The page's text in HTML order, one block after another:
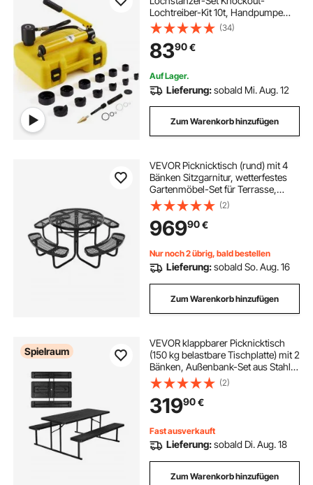
Lochtreiber-Kit 10t, Handpumpe
Stahl Lochwerkzeug mit 6
Stanzformen Stanzen 12,7, 19,05,
25,4, 31,75, 38,1, 50,8mm,
Hydraulik Puncher Lochstanzen
(34)
8390€
Auf Lager.
Lieferung:sobald Mi. Aug. 12
Zum Warenkorb hinzufügen
VEVOR Picknicktisch (rund) mit 4
Bänken Sitzgarnitur, wetterfestes
Gartenmöbel-Set für Terrasse,
beschichtete Stahltische mit Loch
für Schirm, Gartengarnitur für
Hinterhof Veranda (schwarz)
(2)
96990€
Nur noch 2 übrig, bald bestellen
Lieferung:sobald So. Aug. 16
Zum Warenkorb hinzufügen
Spielraum
VEVOR klappbarer Picknicktisch
(150 kg belastbare Tischplatte) mit 2
Bänken, Außenbank-Set aus Stahl
mit Loch für Schirm, faltbarer
tragbarer Esstisch für Terrasse
Garten Hof Pool (schwarz)
(2)
31990€
Fast ausverkauft
Lieferung:sobald Di. Aug. 18
Zum Warenkorb hinzufügen